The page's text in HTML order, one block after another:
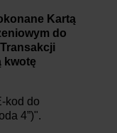
Kartą
do
kwotę
kod do
4”)".